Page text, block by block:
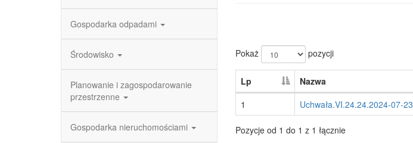
Gospodarka odpadami
Środowisko
Planowanie i zagospodarowanie
przestrzenne
Gospodarka nieruchomościami
Pokaż pozycji
Lp Nazwa
1
Uchwała.VI.24.24.2024-07-23
Pozycje od 1 do 1 z 1 łącznie